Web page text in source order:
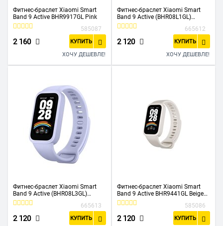
Фитнес-браслет Xiaomi Smart
Band 9 Active BHR9917GL Pink
585087
2 160 КУПИТЬ
ХОЧУ ДЕШЕВЛЕ!
Фитнес-браслет Xiaomi Smart
Band 9 Active (BHR08L1GL)
Зеленый
665612
2 120 КУПИТЬ
ХОЧУ ДЕШЕВЛЕ!
Фитнес-браслет Xiaomi Smart
Band 9 Active (BHR08L3GL)
Фиолетовый
665613
2 120 КУПИТЬ
Фитнес-браслет Xiaomi Smart
Band 9 Active BHR9441GL Beige
White
585086
2 120 КУПИТЬ